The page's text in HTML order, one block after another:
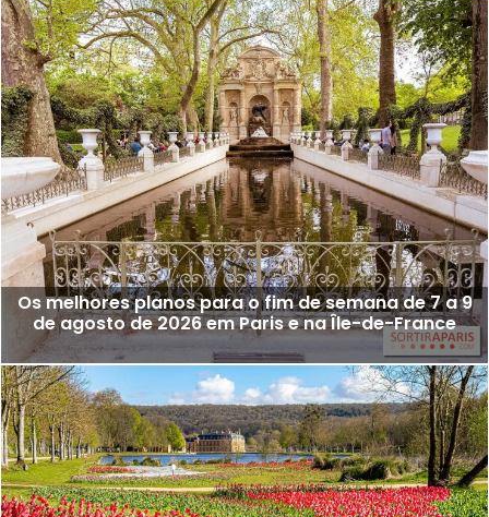
Os melhores planos para o fim de semana de 7 a 9
de agosto de 2026 em Paris e na Île-de-France